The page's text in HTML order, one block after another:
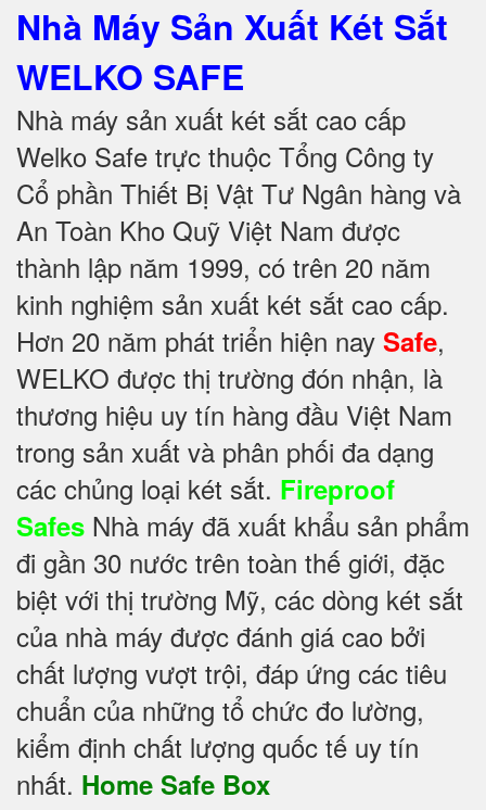
Nhà Máy Sản Xuất Két Sắt
WELKO SAFE
Nhà máy sản xuất két sắt cao cấp
Welko Safe trực thuộc Tổng Công ty
Cổ phần Thiết Bị Vật Tư Ngân hàng và
An Toàn Kho Quỹ Việt Nam được
thành lập năm 1999, có trên 20 năm
kinh nghiệm sản xuất két sắt cao cấp.
Hơn 20 năm phát triển hiện nay Safe,
WELKO được thị trường đón nhận, là
thương hiệu uy tín hàng đầu Việt Nam
trong sản xuất và phân phối đa dạng
các chủng loại két sắt. Fireproof
Safes Nhà máy đã xuất khẩu sản phẩm
đi gần 30 nước trên toàn thế giới, đặc
biệt với thị trường Mỹ, các dòng két sắt
của nhà máy được đánh giá cao bởi
chất lượng vượt trội, đáp ứng các tiêu
chuẩn của những tổ chức đo lường,
kiểm định chất lượng quốc tế uy tín
nhất. Home Safe Box